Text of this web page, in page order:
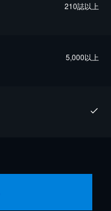
210誌以上
5,000以上